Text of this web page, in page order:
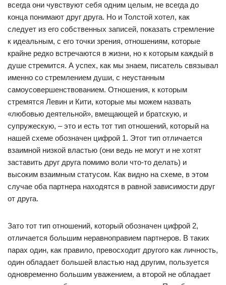
всегда они чувствуют себя одним целым, не всегда до
конца понимают друг друга. Но и Толстой хотел, как
следует из его собственных записей, показать стремление
к идеальным, с его точки зрения, отношениям, которые
крайне редко встречаются в жизни, но к которым каждый в
душе стремится. А успех, как мы знаем, писатель связывал
именно со стремлением души, с неустанным
самоусовершенствованием. Отношения, к которым
стремятся Левин и Кити, которые мы можем назвать
«любовью деятельной», вмещающей и братскую, и
супружескую, – это и есть тот тип отношений, который на
нашей схеме обозначен цифрой 1. Этот тип отличается
взаимной низкой властью (они ведь не могут и не хотят
заставить друг друга помимо воли что-то делать) и
высоким взаимным статусом. Как видно на схеме, в этом
случае оба партнера находятся в равной зависимости друг
от друга.
Зато тот тип отношений, который обозначен цифрой 2,
отличается большим неравноправием партнеров. В таких
парах один, как правило, превосходит другого как личность,
один обладает большей властью над другим, пользуется
одновременно большим уважением, а второй не обладает